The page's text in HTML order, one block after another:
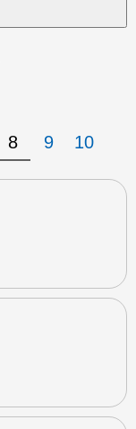
8 9 10